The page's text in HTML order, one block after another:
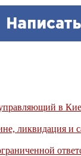
в
ликвидация и